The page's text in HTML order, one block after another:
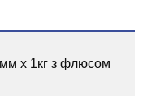
x 1кг з флюсом